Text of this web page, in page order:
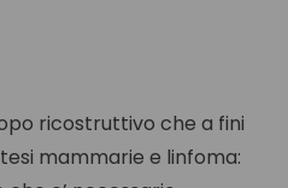
ricostruttivo che a fini